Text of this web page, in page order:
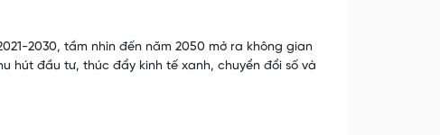
2030, tầm nhìn đến năm 2050 mở ra không gian
hút đầu tư, thúc đẩy kinh tế xanh, chuyển đổi số và